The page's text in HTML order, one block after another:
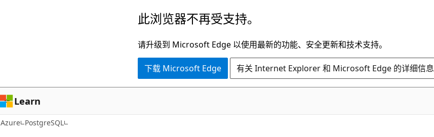
容
此浏览器不再受支持。
请升级到 Microsoft Edge 以使用最新的功能、安全更新和技术支持。
下载 Microsoft Edge 有关 Internet Explorer 和 Microsoft Edge 的详细信息
Learn
Azure PostgreSQL